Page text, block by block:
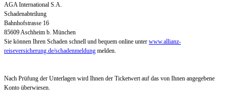
AGA International S.A.
Schadenabteilung
Bahnhofstrasse 16
85609 Aschheim b. München
Sie können Ihren Schaden schnell und bequem online unter www.allianz-
reiseversicherung.de/schadenmeldung melden.
Nach Prüfung der Unterlagen wird Ihnen der Ticketwert auf das von Ihnen angegebene
Konto überwiesen.